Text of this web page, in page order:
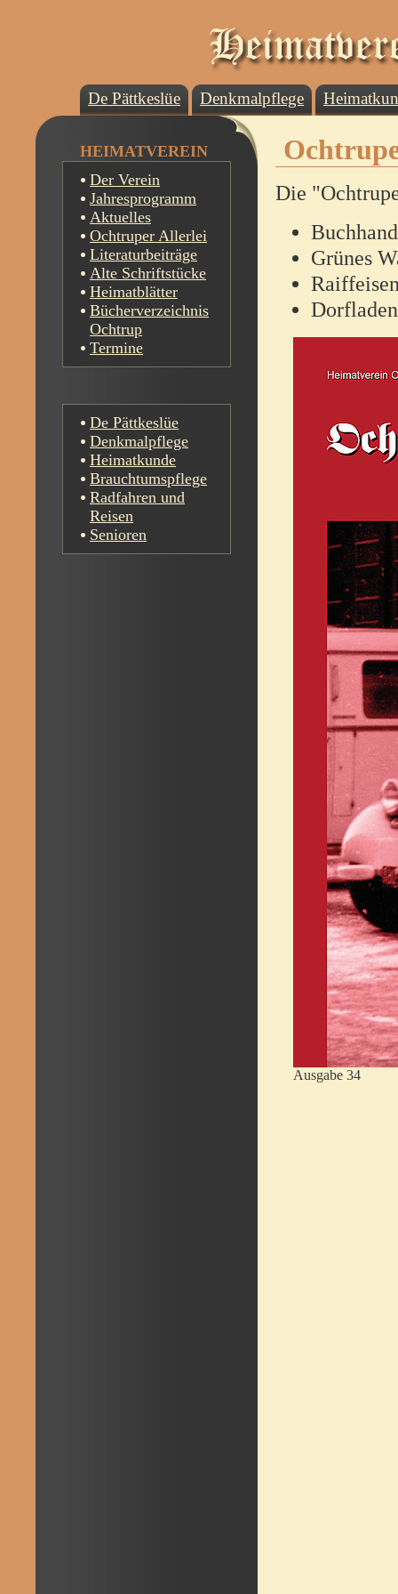
Die
Grünes
Ausgabe 34
HEIMATVEREIN
Der Verein
Jahresprogramm
Aktuelles
Ochtruper Allerlei
Literaturbeiträge
Alte Schriftstücke
Heimatblätter
Bücherverzeichnis
Ochtrup
Termine
De Pättkeslüe
Denkmalpflege
Heimatkunde
Brauchtumspflege
Radfahren und
Reisen
Senioren
De Pättkeslüe Denkmalpflege